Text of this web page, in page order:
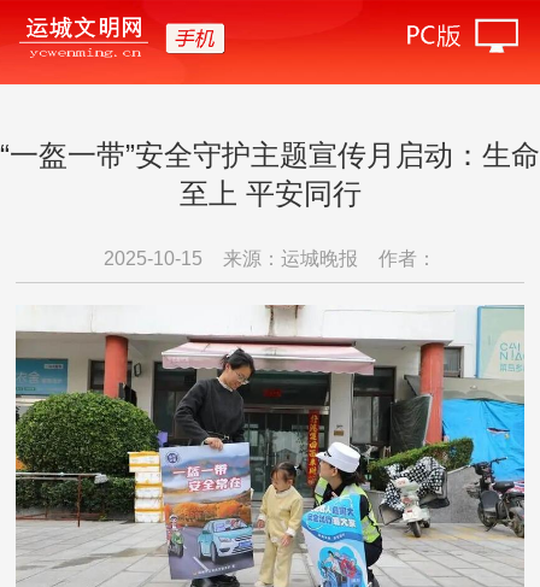
“一盔一带”安全守护主题宣传月启动：生命
至上 平安同行
2025-10-15 来源：运城晚报 作者：